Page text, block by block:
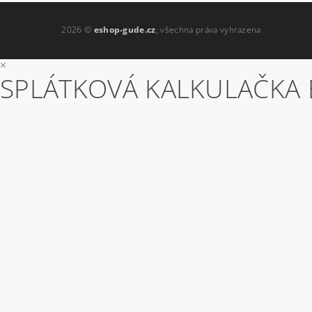
2026 © eshop-gude.cz, všechna práva vyhrazena
×
SPLÁTKOVÁ KALKULAČKA